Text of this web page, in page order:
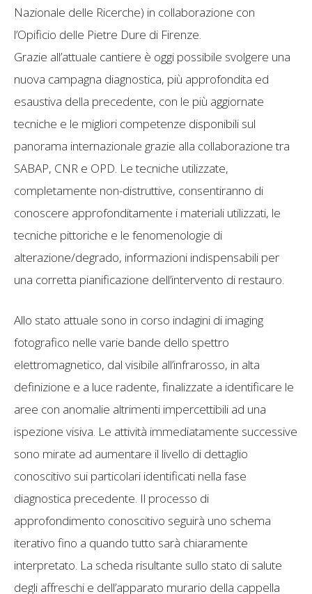
Nazionale delle Ricerche) in collaborazione con
l’Opificio delle Pietre Dure di Firenze.
Grazie all’attuale cantiere è oggi possibile svolgere una
nuova campagna diagnostica, più approfondita ed
esaustiva della precedente, con le più aggiornate
tecniche e le migliori competenze disponibili sul
panorama internazionale grazie alla collaborazione tra
SABAP, CNR e OPD. Le tecniche utilizzate,
completamente non-distruttive, consentiranno di
conoscere approfonditamente i materiali utilizzati, le
tecniche pittoriche e le fenomenologie di
alterazione/degrado, informazioni indispensabili per
una corretta pianificazione dell’intervento di restauro.
Allo stato attuale sono in corso indagini di imaging
fotografico nelle varie bande dello spettro
elettromagnetico, dal visibile all’infrarosso, in alta
definizione e a luce radente, finalizzate a identificare le
aree con anomalie altrimenti impercettibili ad una
ispezione visiva. Le attività immediatamente successive
sono mirate ad aumentare il livello di dettaglio
conoscitivo sui particolari identificati nella fase
diagnostica precedente. Il processo di
approfondimento conoscitivo seguirà uno schema
iterativo fino a quando tutto sarà chiaramente
interpretato. La scheda risultante sullo stato di salute
degli affreschi e dell’apparato murario della cappella